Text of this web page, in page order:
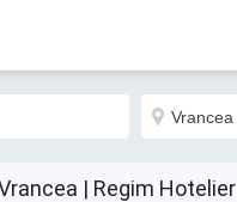
| Regim Hotelier